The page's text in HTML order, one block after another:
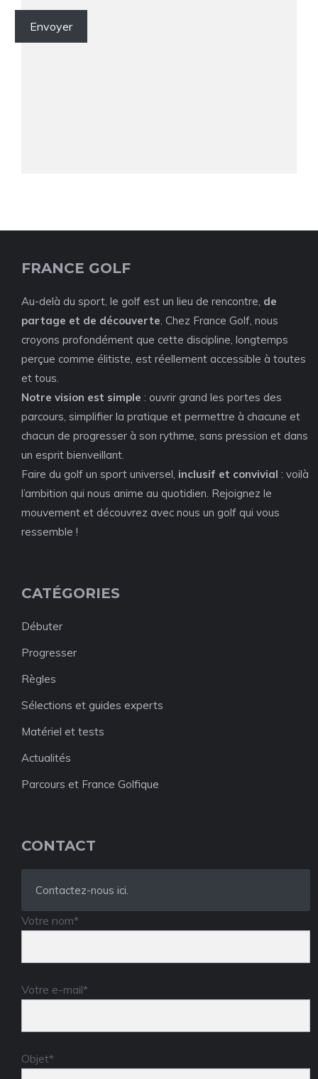
FRANCE GOLF
Au-delà du sport, le golf est un lieu de rencontre, de
partage et de découverte. Chez France Golf, nous
croyons profondément que cette discipline, longtemps
perçue comme élitiste, est réellement accessible à toutes
et tous.
Notre vision est simple : ouvrir grand les portes des
parcours, simplifier la pratique et permettre à chacune et
chacun de progresser à son rythme, sans pression et dans
un esprit bienveillant.
Faire du golf un sport universel, inclusif et convivial : voilà
l’ambition qui nous anime au quotidien. Rejoignez le
mouvement et découvrez avec nous un golf qui vous
ressemble !
CATÉGORIES
Débuter
Progresser
Règles
Sélections et guides experts
Matériel et tests
Actualités
Parcours et France Golfique
CONTACT
Contactez-nous ici.
Votre nom*
Votre e-mail*
Objet*